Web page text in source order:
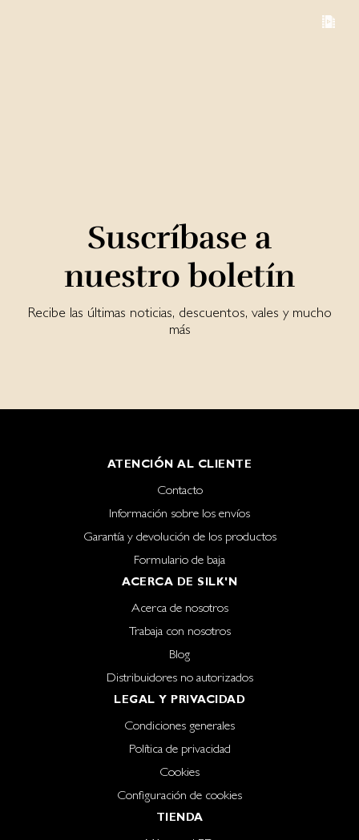
Suscríbase a
nuestro boletín
Recibe las últimas noticias, descuentos, vales y mucho
más
ATENCIÓN AL CLIENTE
Contacto
Información sobre los envíos
Garantía y devolución de los productos
Formulario de baja
ACERCA DE SILK'N
Acerca de nosotros
Trabaja con nosotros
Blog
Distribuidores no autorizados
LEGAL Y PRIVACIDAD
Condiciones generales
Política de privacidad
Cookies
Configuración de cookies
TIENDA